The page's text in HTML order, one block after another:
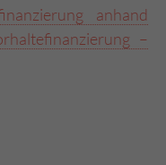
anhand
–